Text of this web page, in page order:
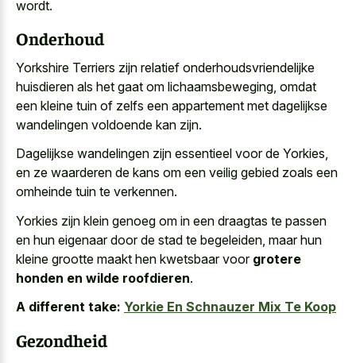
wordt.
Onderhoud
Yorkshire Terriers zijn relatief onderhoudsvriendelijke
huisdieren als het gaat om lichaamsbeweging, omdat
een kleine tuin of zelfs een appartement met dagelijkse
wandelingen voldoende kan zijn.
Dagelijkse wandelingen zijn essentieel voor de Yorkies,
en ze waarderen de kans om een veilig gebied zoals een
omheinde tuin te verkennen.
Yorkies zijn klein genoeg om in een draagtas te passen
en hun eigenaar door de stad te begeleiden, maar hun
kleine grootte maakt hen kwetsbaar voor grotere
honden en wilde roofdieren.
A different take: Yorkie En Schnauzer Mix Te Koop
Gezondheid